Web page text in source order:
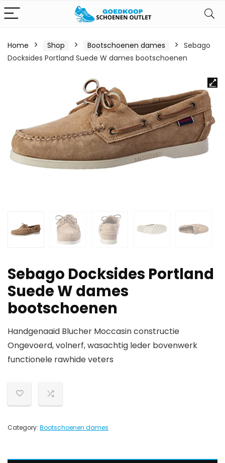
Home Shop Bootschoenen dames
Sebago
Docksides Portland Suede W dames bootschoenen
Sebago Docksides Portland
Suede W dames
bootschoenen
Handgenaaid Blucher Moccasin constructie
Ongevoerd, volnerf, wasachtig leder bovenwerk
functionele rawhide veters
Category: Bootschoenen dames